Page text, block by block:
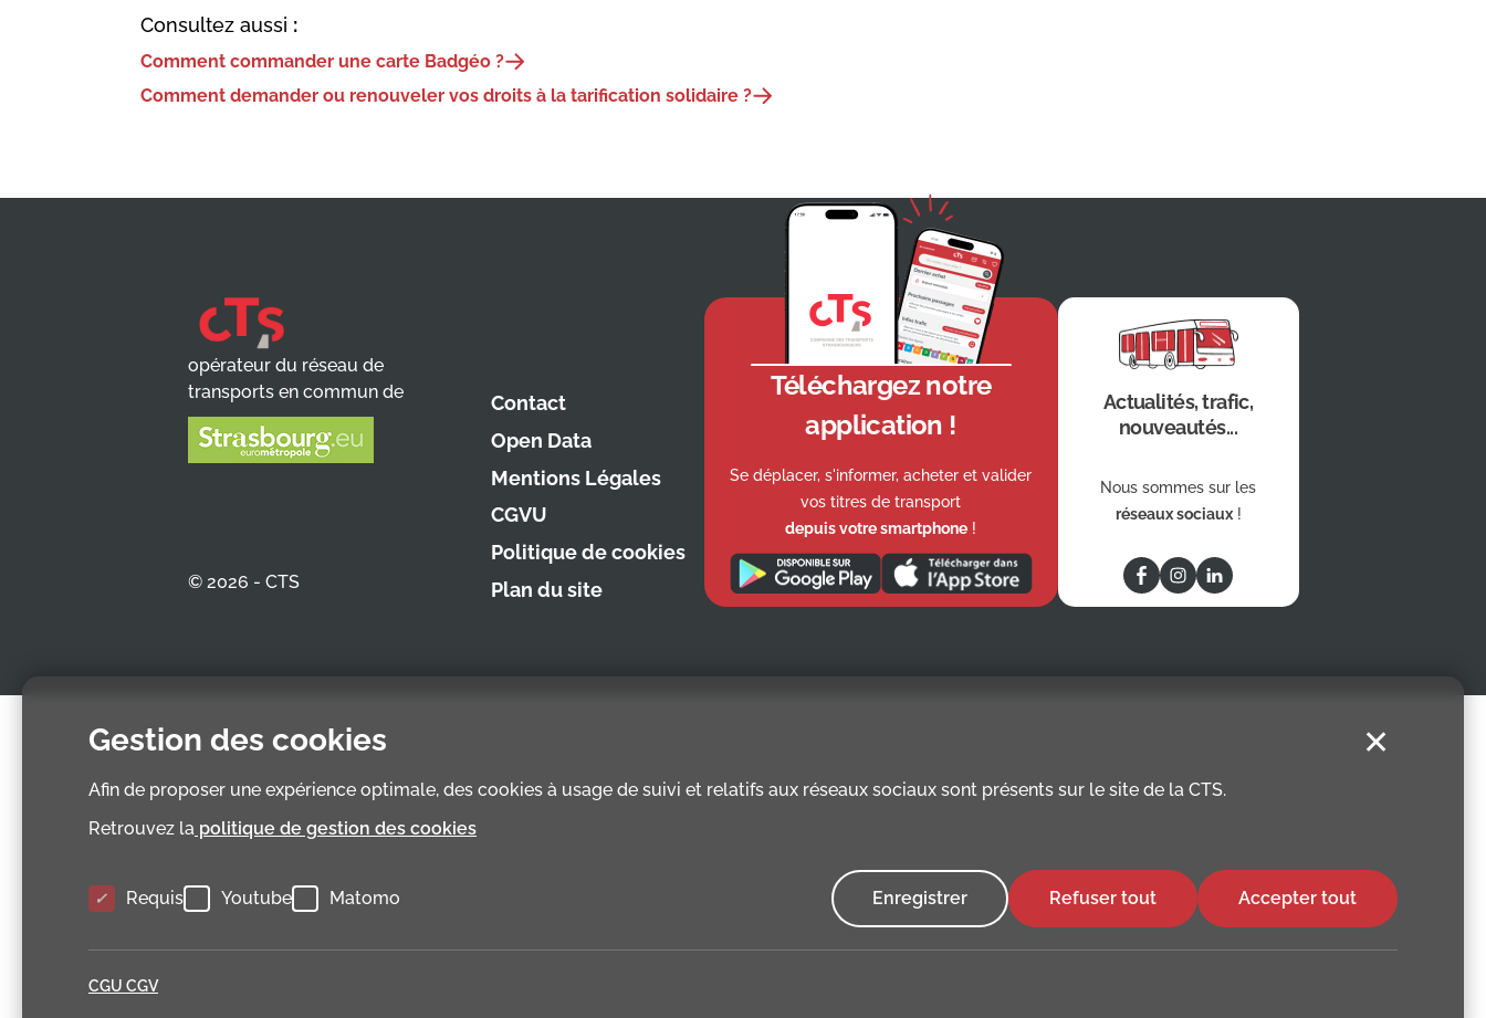
Gestion des cookies
Afin de proposer une expérience optimale, des cookies à usage de suivi et relatifs aux réseaux sociaux sont présents sur le site de la CTS.
Retrouvez la politique de gestion des cookies
Requis Youtube Matomo Enregistrer Refuser tout Accepter tout
✕
CGU CGV
Consultez aussi :
Comment commander une carte Badgéo ?
Comment demander ou renouveler vos droits à la tarification solidaire ?
opérateur du réseau de
transports en commun de
© 2026 - CTS
Contact
Open Data
Mentions Légales
CGVU
Politique de cookies
Plan du site
Téléchargez notre
application !
Se déplacer, s'informer, acheter et valider
vos titres de transport
depuis votre smartphone !
Actualités, trafic,
nouveautés...
Nous sommes sur les
réseaux sociaux !